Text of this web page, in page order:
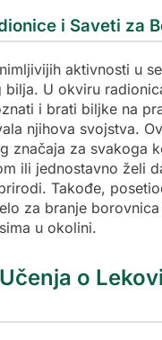
i Saveti za
aktivnosti u
bilja. U okviru
i brati biljke na
njihova svojstva.
značaja za svakoga
ili jednostavno želi
Takođe,
za branje
u okolini.
o